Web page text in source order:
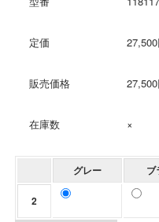
定価
販売価格
在庫数 ×
グレー ブ
2